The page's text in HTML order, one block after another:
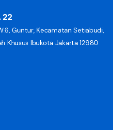
22
Guntur, Kecamatan Setiabudi,
Khusus Ibukota Jakarta 12980